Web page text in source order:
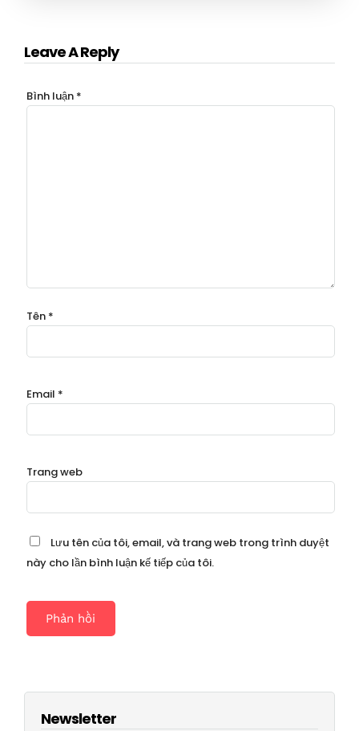
Leave A Reply
Bình luận *
Tên *
Email *
Trang web
Lưu tên của tôi, email, và trang web trong trình duyệt
này cho lần bình luận kế tiếp của tôi.
Newsletter